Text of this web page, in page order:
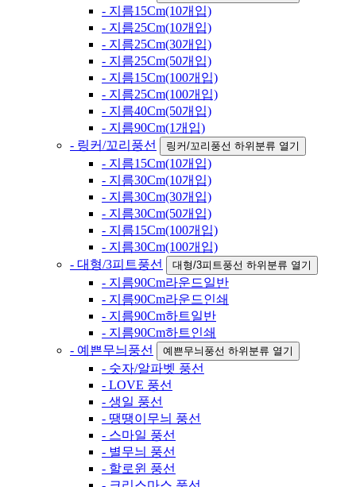
- 지름15Cm(10개입)
- 지름25Cm(10개입)
- 지름25Cm(30개입)
- 지름25Cm(50개입)
- 지름15Cm(100개입)
- 지름25Cm(100개입)
- 지름40Cm(50개입)
- 지름90Cm(1개입)
- 링커/꼬리풍선
링커/꼬리풍선 하위분류 열기
- 지름15Cm(10개입)
- 지름30Cm(10개입)
- 지름30Cm(30개입)
- 지름30Cm(50개입)
- 지름15Cm(100개입)
- 지름30Cm(100개입)
- 대형/3피트풍선
대형/3피트풍선 하위분류 열기
- 지름90Cm라운드일반
- 지름90Cm라운드인쇄
- 지름90Cm하트일반
- 지름90Cm하트인쇄
- 예쁜무늬풍선
예쁜무늬풍선 하위분류 열기
- 숫자/알파벳 풍선
- LOVE 풍선
- 생일 풍선
- 땡땡이무늬 풍선
- 스마일 풍선
- 별무늬 풍선
- 할로윈 풍선